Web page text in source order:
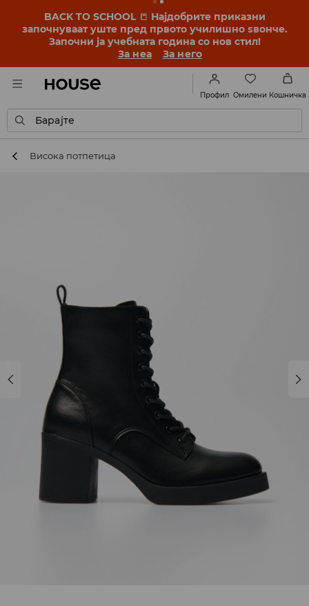
BACK TO SCHOOL 📒 Најдобрите приказни
започнуваат уште пред првото училишно ѕвонче.
Започни ја учебната година со нов стил!
За неа
За него
Профил Омилени Кошничка
Барајте
Висока потпетица